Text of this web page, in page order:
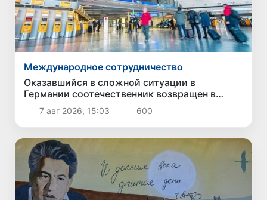
Международное сотрудничество
Оказавшийся в сложной ситуации в
Германии соотечественник возвращен в
Узбекистан
7 авг 2026, 15:03 600